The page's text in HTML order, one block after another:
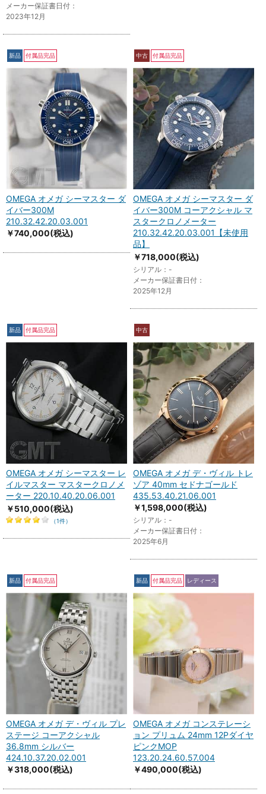
メーカー保証書日付：
2023年12月
新品 付属品完品
OMEGA オメガ シーマスター ダ
イバー300M
210.32.42.20.03.001
￥740,000(税込)
中古 付属品完品
OMEGA オメガ シーマスター ダ
イバー300M コーアクシャル マ
スタークロノメーター
210.32.42.20.03.001【未使用
品】
￥718,000(税込)
シリアル：-
メーカー保証書日付：
2025年12月
新品 付属品完品
OMEGA オメガ シーマスター レ
イルマスター マスタークロノメ
ーター 220.10.40.20.06.001
￥510,000(税込)
（1件）
中古
OMEGA オメガ デ・ヴィル トレ
ゾア 40mm セドナゴールド
435.53.40.21.06.001
￥1,598,000(税込)
シリアル：-
メーカー保証書日付：
2025年6月
新品 付属品完品
OMEGA オメガ デ・ヴィル プレ
ステージ コーアクシャル
36.8mm シルバー
424.10.37.20.02.001
￥318,000(税込)
新品 付属品完品 レディース
OMEGA オメガ コンステレーシ
ョン プリュム 24mm 12Pダイヤ
ピンクMOP
123.20.24.60.57.004
￥490,000(税込)